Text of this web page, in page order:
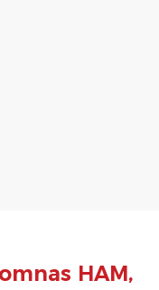
HAM,